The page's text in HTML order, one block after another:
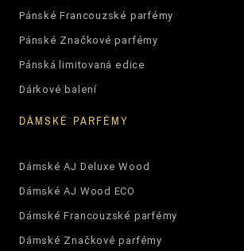
Pánské Francouzské parfémy
Pánské Značkové parfémy
Pánská limitovaná edice
Dárkové balení
DÁMSKÉ PARFÉMY
Dámské AJ Deluxe Wood
Dámské AJ Wood ECO
Dámské Francouzské parfémy
Dámské Značkové parfémy